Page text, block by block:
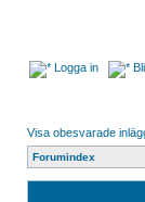
Logga in
Visa obesvarade
Forumindex